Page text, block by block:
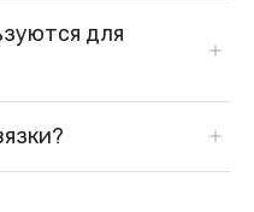
между собой и
от фундамента к сваям.
для
стали.